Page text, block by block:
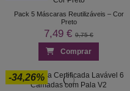
Pack 5 Máscaras Reutilizáveis – Cor
Preto
7,49 € 9,75 €
Comprar
-34,26%